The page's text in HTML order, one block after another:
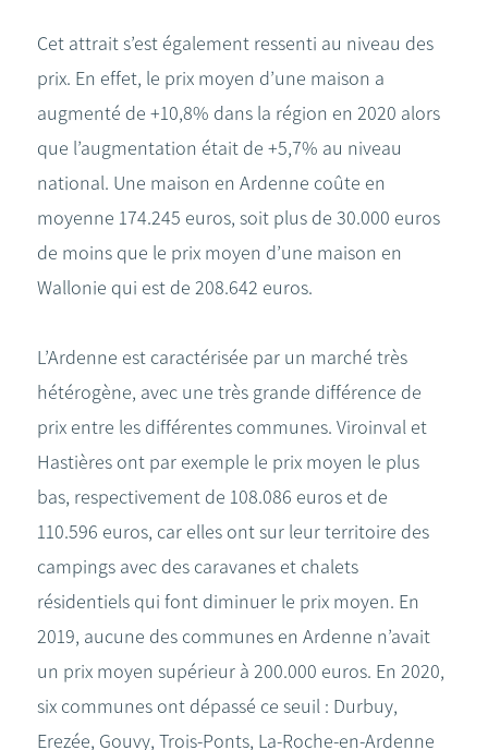
Cet attrait s’est également ressenti au niveau des
prix. En effet, le prix moyen d’une maison a
augmenté de +10,8% dans la région en 2020 alors
que l’augmentation était de +5,7% au niveau
national. Une maison en Ardenne coûte en
moyenne 174.245 euros, soit plus de 30.000 euros
de moins que le prix moyen d’une maison en
Wallonie qui est de 208.642 euros.
L’Ardenne est caractérisée par un marché très
hétérogène, avec une très grande différence de
prix entre les différentes communes. Viroinval et
Hastières ont par exemple le prix moyen le plus
bas, respectivement de 108.086 euros et de
110.596 euros, car elles ont sur leur territoire des
campings avec des caravanes et chalets
résidentiels qui font diminuer le prix moyen. En
2019, aucune des communes en Ardenne n’avait
un prix moyen supérieur à 200.000 euros. En 2020,
six communes ont dépassé ce seuil : Durbuy,
Erezée, Gouvy, Trois-Ponts, La-Roche-en-Ardenne